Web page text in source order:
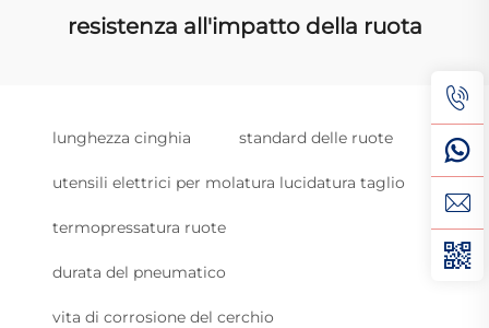
resistenza all'impatto della ruota
lunghezza cinghia standard delle ruote
utensili elettrici per molatura lucidatura taglio
termopressatura ruote
durata del pneumatico
vita di corrosione del cerchio